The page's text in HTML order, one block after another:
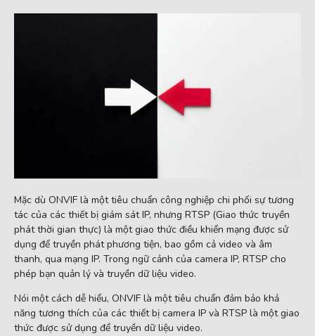
Mặc dù ONVIF là một tiêu chuẩn công nghiệp chi phối sự tương
tác của các thiết bị giám sát IP, nhưng RTSP (Giao thức truyền
phát thời gian thực) là một giao thức điều khiển mạng được sử
dụng để truyền phát phương tiện, bao gồm cả video và âm
thanh, qua mạng IP. Trong ngữ cảnh của camera IP, RTSP cho
phép bạn quản lý và truyền dữ liệu video.
Nói một cách dễ hiểu, ONVIF là một tiêu chuẩn đảm bảo khả
năng tương thích của các thiết bị camera IP và RTSP là một giao
thức được sử dụng để truyền dữ liệu video.